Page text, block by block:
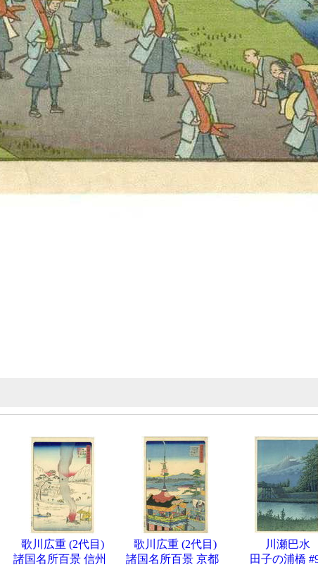
歌川広重 (2代目)
諸国名所百景 信州
歌川広重 (2代目)
諸国名所百景 京都
川瀬巴水
田子の浦橋